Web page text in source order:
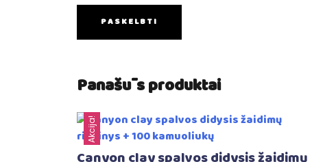
Panašūs produktai
Akcija!